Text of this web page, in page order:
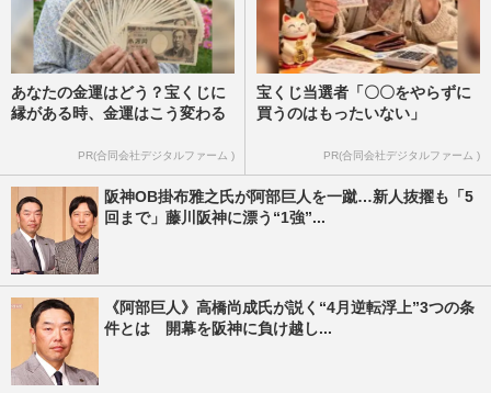
あなたの金運はどう？宝くじに
縁がある時、金運はこう変わる
PR(合同会社デジタルファーム )
宝くじ当選者「〇〇をやらずに
買うのはもったいない」
PR(合同会社デジタルファーム )
阪神OB掛布雅之氏が阿部巨人を一蹴…新人抜擢も「5
回まで」藤川阪神に漂う“1強”...
《阿部巨人》高橋尚成氏が説く“4月逆転浮上”3つの条
件とは 開幕を阪神に負け越し...